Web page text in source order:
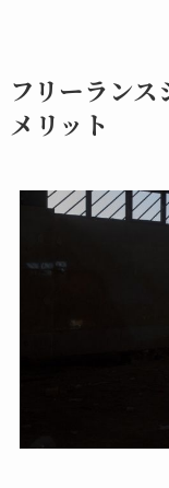
フリーラン
メリット